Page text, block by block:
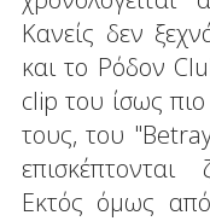
Κανείς δεν
και το Ρόδον
clip του ίσως
τους, του
Εκτός όμως